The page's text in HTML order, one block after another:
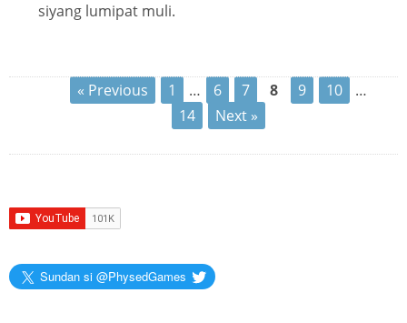
siyang lumipat muli.
« Previous 1 … 6 7 8 9 10
…
14
Next »
Sundan si @PhysedGames